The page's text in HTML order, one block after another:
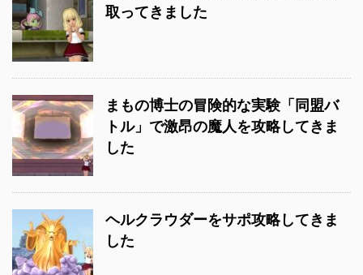
取ってきました
まもの博士の冒険的な実験「同盟バ
トル」で激昂の魔人を攻略してきま
した
ヘルクラウダーをサポ攻略してきま
した